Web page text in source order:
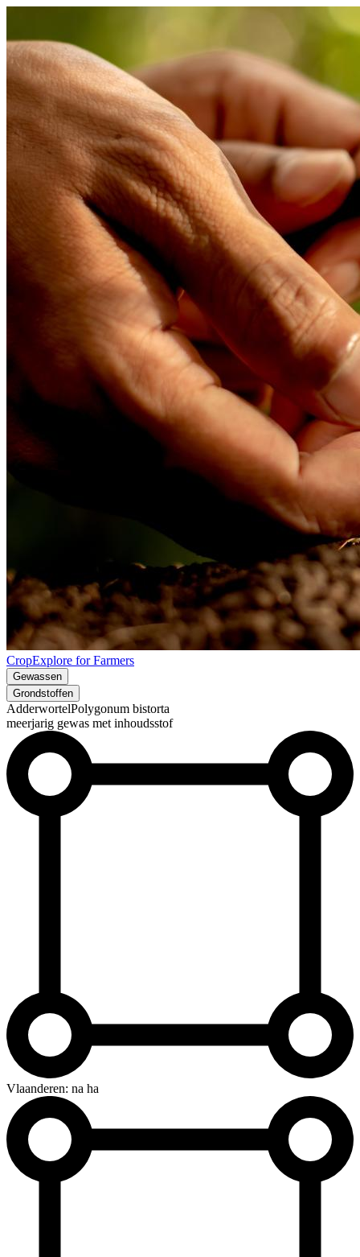
CropExplore for Farmers
Gewassen
Grondstoffen
AdderwortelPolygonum bistorta
meerjarig gewas met inhoudsstof
Vlaanderen: na ha